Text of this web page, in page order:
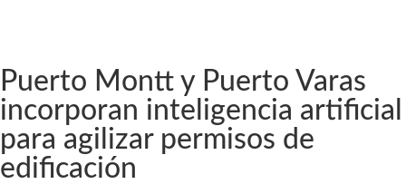
Puerto Montt y Puerto Varas
incorporan inteligencia artificial
para agilizar permisos de
edificación